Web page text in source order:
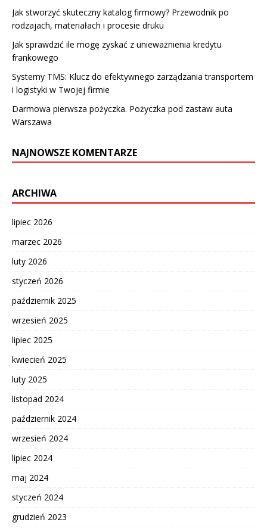
Jak stworzyć skuteczny katalog firmowy? Przewodnik po
rodzajach, materiałach i procesie druku
Jak sprawdzić ile mogę zyskać z unieważnienia kredytu
frankowego
Systemy TMS: Klucz do efektywnego zarządzania transportem
i logistyki w Twojej firmie
Darmowa pierwsza pożyczka. Pożyczka pod zastaw auta
Warszawa
NAJNOWSZE KOMENTARZE
ARCHIWA
lipiec 2026
marzec 2026
luty 2026
styczeń 2026
październik 2025
wrzesień 2025
lipiec 2025
kwiecień 2025
luty 2025
listopad 2024
październik 2024
wrzesień 2024
lipiec 2024
maj 2024
styczeń 2024
grudzień 2023